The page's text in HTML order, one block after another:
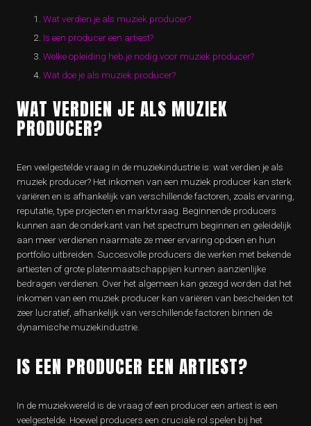
Wat verdien je als muziek producer?
Is een producer een artiest?
Welke opleiding heb je nodig voor muziek producer?
Wat doe je als muziek producer?
WAT VERDIEN JE ALS MUZIEK
PRODUCER?
Een veelgestelde vraag in de muziekindustrie is: wat verdien je als
muziek producer? Het inkomen van een muziek producer kan sterk
variëren en is afhankelijk van verschillende factoren, zoals ervaring,
reputatie, type projecten en marktvraag. Beginnende producers
kunnen aan de onderkant van het spectrum beginnen en geleidelijk
aan meer verdienen naarmate ze meer ervaring opdoen en hun
portfolio uitbreiden. Succesvolle producers die werken met bekende
artiesten of grote platenmaatschappijen kunnen aanzienlijke
bedragen verdienen. Over het algemeen kan gezegd worden dat het
inkomen van een muziek producer kan variëren van bescheiden tot
zeer lucratief, afhankelijk van verschillende factoren binnen de
dynamische muziekindustrie.
IS EEN PRODUCER EEN ARTIEST?
In de muziekwereld is de vraag of een producer een artiest is een
veelgestelde. Hoewel producers een cruciale rol spelen bij het